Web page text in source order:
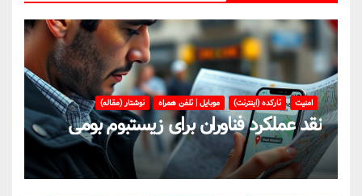
امنیت تارکده (اینترنت) موبایل | تلفن همراه نوشتار (مقاله)
نقد عملکرد فناوران برای زیستبوم بومی